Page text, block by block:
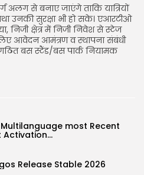
अलग से बनाए जाएंगे ताकि यात्रियों
उनकी सुरक्षा भी हो सके। एआरटीओ
निजी क्षेत्र में निजी निवेश से स्टेज
आवेदन आमंत्रण व स्थापना संबंधी
बस स्टैंड/बस पार्क नियामक
Multilanguage most Recent
Activation...
Release Stable 2026